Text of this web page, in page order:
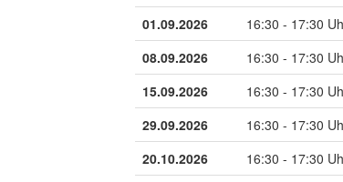
01.09.2026
16:30 - 17:30
08.09.2026
16:30 - 17:30
15.09.2026
16:30 - 17:30
29.09.2026
16:30 - 17:30
20.10.2026
16:30 - 17:30